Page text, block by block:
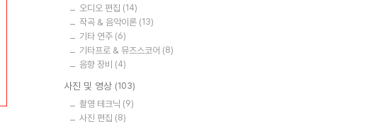
오디오 편집 (14)
작곡 & 음악이론 (13)
기타 연주 (6)
기타프로 & 뮤즈스코어 (8)
음향 장비 (4)
사진 및 영상 (103)
촬영 테크닉 (9)
사진 편집 (8)